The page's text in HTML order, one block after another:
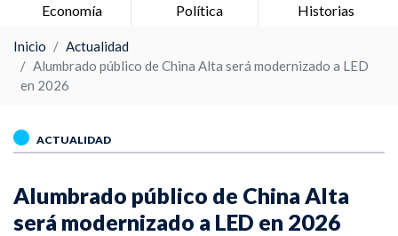
Economía Política Historias
Inicio
Actualidad
Alumbrado público de China Alta será modernizado a LED
en 2026
ACTUALIDAD
Alumbrado público de China Alta
será modernizado a LED en 2026